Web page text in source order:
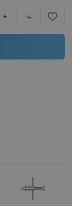
+ favorite_border